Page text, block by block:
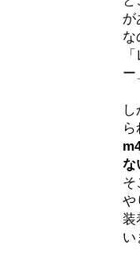
が
な
ー
ら
な
そ
や
装
い